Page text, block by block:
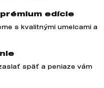
edície
s kvalitnými umelcami a
späť a peniaze vám